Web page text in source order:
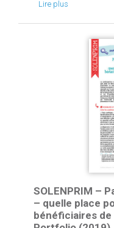
Lire plus
SOLENPRIM –
– quelle place
bénéficiaires de